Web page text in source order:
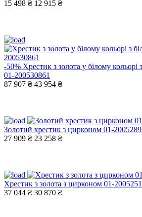
15 498 ₴ 12 915 ₴
-50% Хрестик з золота у білому кольорі
01-200530861
87 907 ₴ 43 954 ₴
Золотий хрестик з цирконом 01-
27 909 ₴ 23 258 ₴
Хрестик з золота з цирконом 01-
37 044 ₴ 30 870 ₴